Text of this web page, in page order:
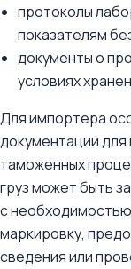
протоколы
показателям
документы о
условиях
Для импортера
документации
таможенных
груз может быть
с
маркировку,
сведения или